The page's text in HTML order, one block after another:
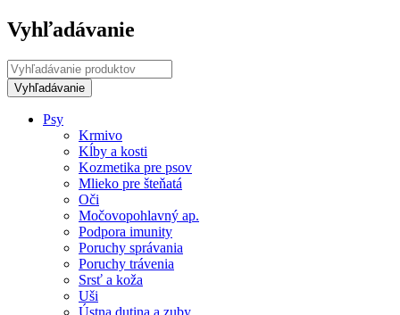
Vyhľadávanie
Psy
Krmivo
Kĺby a kosti
Kozmetika pre psov
Mlieko pre šteňatá
Oči
Močovopohlavný ap.
Podpora imunity
Poruchy správania
Poruchy trávenia
Srsť a koža
Uši
Ústna dutina a zuby